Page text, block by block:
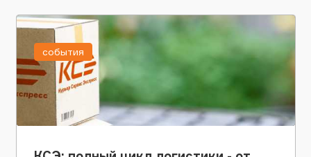
события